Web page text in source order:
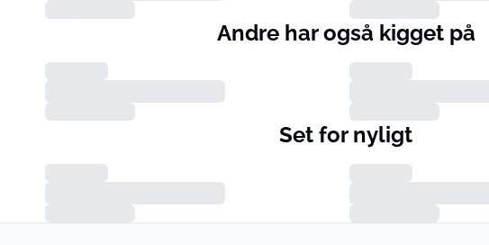
Andre har også kigget på
Set for nyligt